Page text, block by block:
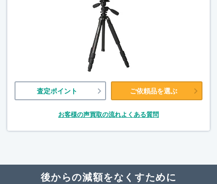
査定ポイント ご依頼品を選ぶ
お客様の声買取の流れよくある質問
後からの減額をなくすために